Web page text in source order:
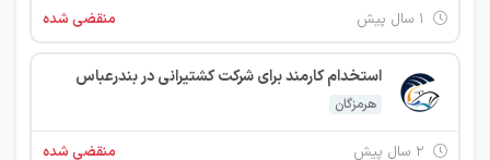
منقضی شده
استخدام کارمند برای شرکت کشتیرانی در بندرعباس
هرمزگان
منقضی شده